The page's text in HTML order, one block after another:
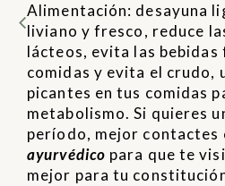
Alimentación: desayuna
liviano y fresco, reduce
lácteos, evita las bebidas
comidas y evita el crudo,
picantes en tus comidas
metabolismo. Si quieres
período, mejor contactes
ayurvédico para que te
mejor para tu